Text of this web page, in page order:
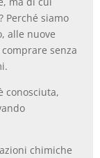
Perché siamo
alle nuove
senza
conosciuta,
chimiche